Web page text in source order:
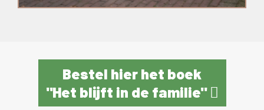
Bestel hier het boek
"Het blijft in de familie"